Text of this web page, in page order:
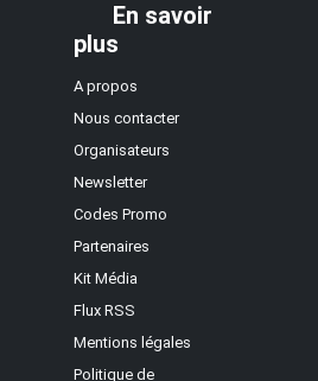
En savoir
plus
A propos
Nous contacter
Organisateurs
Newsletter
Codes Promo
Partenaires
Kit Média
Flux RSS
Mentions légales
Politique de